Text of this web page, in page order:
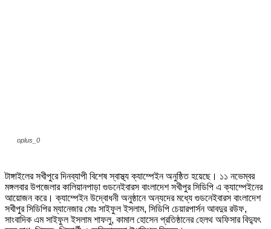
oplus_0
টাঙ্গাইলের সখীপুরে দিনব্যাপী বিশেষ স্বাস্থ্য ক্যাম্পেইন অনুষ্ঠিত হয়েছে। ১১ নভেম্বর
মঙ্গলবার উপজেলার কালিয়ানপাড়া গুডনেইবারস বাংলাদেশ সখীপুর সিডিপি এ ক্যাম্পেইনের
আয়োজন করে। ক্যাম্পেইন উদ্বোধনী অনুষ্ঠানে অন্যদের মধ্যে গুডনেইবারস বাংলাদেশ
সখীপুর সিডিপির ম্যানেজার মোঃ সাইফুল ইসলাম, সিডিপি চেয়ারপার্সন আবদুর রউফ,
সাংবাদিক এম সাইফুল ইসলাম শাফলু, কামাল হোসেন প্রতিষ্ঠানের হেলথ অফিসার বিদ্যুৎ